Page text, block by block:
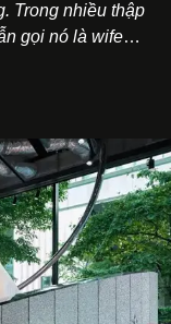
Trong nhiều thập
gọi nó là wife